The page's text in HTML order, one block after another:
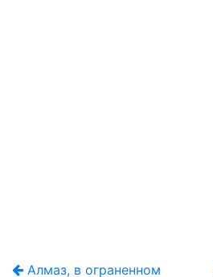
Алмаз, в ограненном